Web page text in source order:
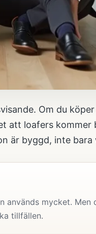
Om du
att loafers kommer
är byggd, inte bara
används mycket. Men
tillfällen.